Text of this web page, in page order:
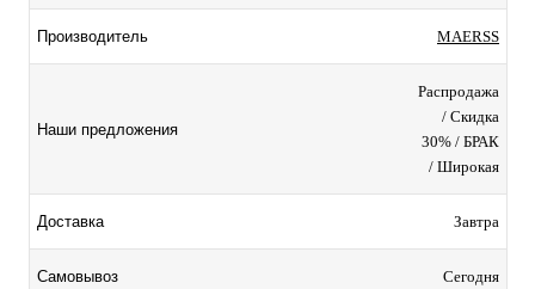
Производитель MAERSS
Наши предложения
Распродажа
/ Скидка
30% / БРАК
/ Широкая
Доставка Завтра
Самовывоз Сегодня